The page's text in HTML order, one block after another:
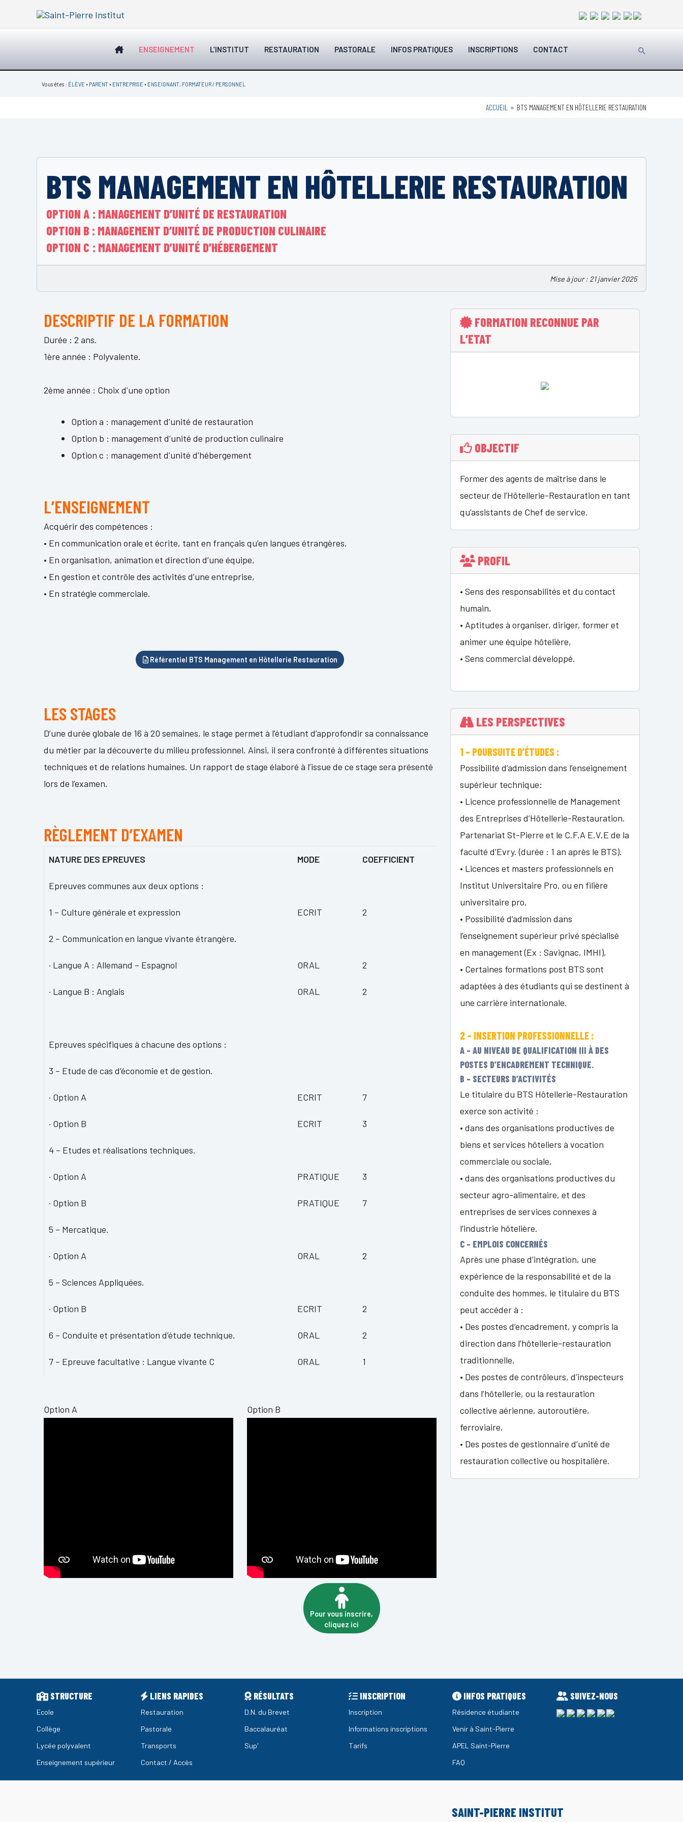
ENSEIGNEMENT L’INSTITUT RESTAURATION PASTORALE INFOS PRATIQUES INSCRIPTIONS CONTACT Rechercher
Vous êtes : ÉLÈVE • PARENT • ENTREPRISE • ENSEIGNANT, FORMATEUR / PERSONNEL
ACCUEIL BTS MANAGEMENT EN HÔTELLERIE RESTAURATION
BTS MANAGEMENT EN HÔTELLERIE RESTAURATION
OPTION A : MANAGEMENT D’UNITÉ DE RESTAURATION
OPTION B : MANAGEMENT D’UNITÉ DE PRODUCTION CULINAIRE
OPTION C : MANAGEMENT D’UNITÉ D’HÉBERGEMENT
Mise à jour : 21 janvier 2025
DESCRIPTIF DE LA FORMATION
Durée : 2 ans.
1ère année : Polyvalente.
2ème année : Choix d’une option
Option a : management d’unité de restauration
Option b : management d’unité de production culinaire
Option c : management d’unité d’hébergement
L’ENSEIGNEMENT
Acquérir des compétences :
• En communication orale et écrite, tant en français qu’en langues étrangères,
• En organisation, animation et direction d’une équipe,
• En gestion et contrôle des activités d’une entreprise,
• En stratégie commerciale.
Référentiel BTS Management en Hôtellerie Restauration
LES STAGES
D’une durée globale de 16 à 20 semaines, le stage permet à l’étudiant d’approfondir sa connaissance
du métier par la découverte du milieu professionnel. Ainsi, il sera confronté à différentes situations
techniques et de relations humaines. Un rapport de stage élaboré à l’issue de ce stage sera présenté
lors de l’examen.
RÈGLEMENT D’EXAMEN
NATURE DES EPREUVES MODE COEFFICIENT
Epreuves communes aux deux options :
1 – Culture générale et expression ECRIT 2
2 – Communication en langue vivante étrangère.
· Langue A : Allemand – Espagnol ORAL 2
· Langue B : Anglais ORAL 2
Epreuves spécifiques à chacune des options :
3 – Etude de cas d’économie et de gestion.
· Option A ECRIT 7
· Option B ECRIT 3
4 – Etudes et réalisations techniques.
· Option A PRATIQUE 3
· Option B PRATIQUE 7
5 – Mercatique.
· Option A ORAL 2
5 – Sciences Appliquées.
· Option B ECRIT 2
6 – Conduite et présentation d’étude technique. ORAL 2
7 – Epreuve facultative : Langue vivante C ORAL 1
Option A Option B
FORMATION RECONNUE PAR
L’ETAT
OBJECTIF
Former des agents de maîtrise dans le
secteur de l’Hôtellerie-Restauration en tant
qu’assistants de Chef de service.
PROFIL
• Sens des responsabilités et du contact
humain,
• Aptitudes à organiser, diriger, former et
animer une équipe hôtelière,
• Sens commercial développé.
LES PERSPECTIVES
1 – POURSUITE D’ÉTUDES :
Possibilité d’admission dans l’enseignement
supérieur technique:
• Licence professionnelle de Management
des Entreprises d’Hôtellerie-Restauration.
Partenariat St-Pierre et le C.F.A E.V.E de la
faculté d’Evry. (durée : 1 an après le BTS).
• Licences et masters professionnels en
Institut Universitaire Pro. ou en filière
universitaire pro,
• Possibilité d’admission dans
l’enseignement supérieur privé spécialisé
en management (Ex : Savignac, IMHI),
• Certaines formations post BTS sont
adaptées à des étudiants qui se destinent à
une carrière internationale.
2 – INSERTION PROFESSIONNELLE :
A – AU NIVEAU DE QUALIFICATION III À DES
POSTES D’ENCADREMENT TECHNIQUE.
B – SECTEURS D’ACTIVITÉS
Le titulaire du BTS Hôtellerie-Restauration
exerce son activité :
• dans des organisations productives de
biens et services hôteliers à vocation
commerciale ou sociale,
• dans des organisations productives du
secteur agro-alimentaire, et des
entreprises de services connexes à
l’industrie hôtelière.
C – EMPLOIS CONCERNÉS
Après une phase d’intégration, une
expérience de la responsabilité et de la
conduite des hommes, le titulaire du BTS
peut accéder à :
• Des postes d’encadrement, y compris la
direction dans l’hôtellerie-restauration
traditionnelle,
• Des postes de contrôleurs, d’inspecteurs
dans l’hôtellerie, ou la restauration
collective aérienne, autoroutière,
ferroviaire,
• Des postes de gestionnaire d’unité de
restauration collective ou hospitalière.
Pour vous inscrire,
cliquez ici
STRUCTURE
Ecole
Collège
Lycée polyvalent
Enseignement supérieur
LIENS RAPIDES
Restauration
Pastorale
Transports
Contact / Accès
RÉSULTATS
D.N. du Brevet
Baccalauréat
Sup'
INSCRIPTION
Inscription
Informations inscriptions
Tarifs
INFOS PRATIQUES
Résidence étudiante
Venir à Saint-Pierre
APEL Saint-Pierre
FAQ
SUIVEZ-NOUS
SAINT-PIERRE INSTITUT